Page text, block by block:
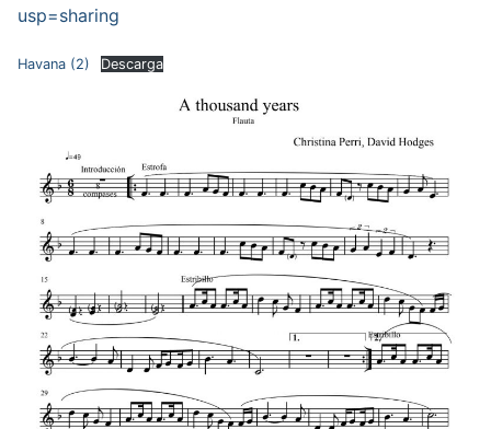
usp=sharing
Havana (2) Descarga